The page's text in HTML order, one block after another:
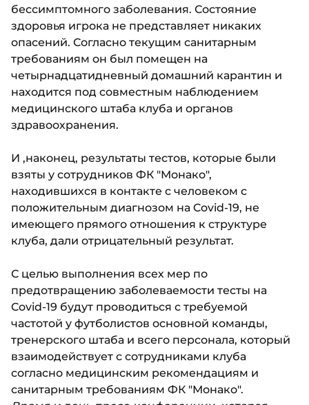
бессимптомного заболевания. Состояние
здоровья игрока не представляет никаких
опасений. Согласно текущим санитарным
требованиям он был помещен на
четырнадцатидневный домашний карантин и
находится под совместным наблюдением
медицинского штаба клуба и органов
здравоохранения.
И ,наконец, результаты тестов, которые были
взяты у сотрудников ФК "Монако",
находившихся в контакте с человеком с
положительным диагнозом на Covid-19, не
имеющего прямого отношения к структуре
клуба, дали отрицательный результат.
С целью выполнения всех мер по
предотвращению заболеваемости тесты на
Covid-19 будут проводиться с требуемой
частотой у футболистов основной команды,
тренерского штаба и всего персонала, который
взаимодействует с сотрудниками клуба
согласно медицинским рекомендациям и
санитарным требованиям ФК "Монако".